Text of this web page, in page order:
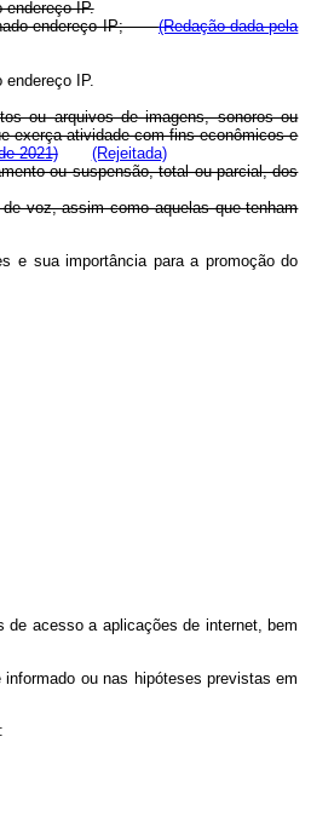
IP.
endereço IP;(Redação dada pela
IP.
ou arquivos de imagens, sonoros ou
exerça atividade com fins econômicos e
2021)
(Rejeitada)
ou suspensão, total ou parcial, dos
voz, assim como aquelas que tenham
e sua importância para a promoção do
acesso a aplicações de internet, bem
ou nas hipóteses previstas em